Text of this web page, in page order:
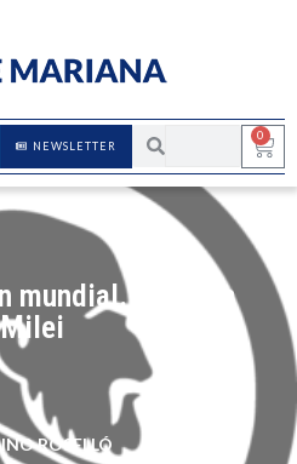
0
NEWSLETTER
mundial. Sobre la
ROSELLÓ